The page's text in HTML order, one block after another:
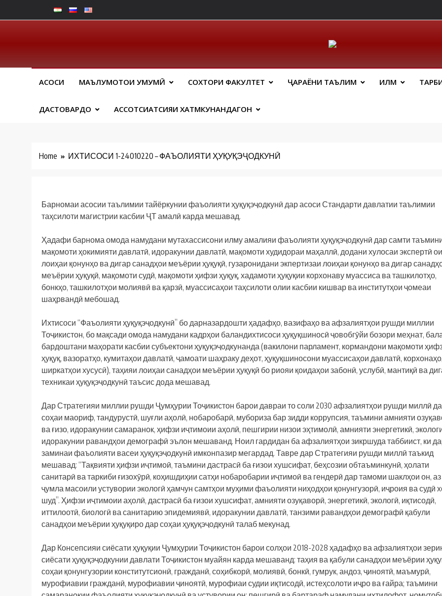
to
Юридический Факальтет
АСОСИ МАЪЛУМОТҲОИ УМУМӢ СОХТОРИ ФАКУЛТЕТ ҶАРАЁНИ ТАЪЛИМ ИЛМ
ДАСТОВАРДҲО АССОТСИАТСИЯИ ХАТМКУНАНДАГОН
Home ИХТИСОСИ 1-24010220 – ФАЪОЛИЯТИ ҲУҚУҚЭҶОДКУНӢ
Барномаи асосии таълимии тайёркунии фаъолияти ҳуқуқэҷодкунӣ дар асоси Стандарти давлатии таълимии
таҳсилоти магистрии касбии ҶТ амалӣ карда мешавад.
Ҳадафи барнома омода намудани мутахассисони илму амалияи фаъолияти ҳуқуқэҷодкунӣ дар самти
мақомоти ҳокимияти давлатӣ, идоракунии давлатӣ, мақомоти худидораи маҳаллӣ, додани хулосаи экспертӣ
лоиҳаи қонунҳо ва дигар санадҳои меъёрии ҳуқуқӣ, гузаронидани экпертизаи лоиҳаи қонунҳо ва дигар
меъёрии ҳуқуқӣ, мақомоти судӣ, мақомоти ҳифзи ҳуқуқ, хадамоти ҳуқуқии корхонаву муассиса ва ташкилотҳо,
бонкҳо, ташкилотҳои молиявӣ ва қарзӣ, муассисаҳои таҳсилоти олии касбии кишвар ва институтҳои ҷомеаи
шаҳрвандӣ мебошад.
Ихтисоси “Фаъолияти ҳуқуқэҷодкунӣ” бо дарназардошти ҳадафҳо, вазифаҳо ва афзалиятҳои рушди миллии
Тоҷикистон, бо мақсади омода намудани кадрҳои баландихтисоси ҳуқуқшиносӣ ҷовобгӯйи бозори меҳнат,
бардоштани маҳорати касбии субъектони ҳуқуқэҷодкунанда (вакилони парламент, кормандони мақомоти
ҳуқуқ, вазоратҳо, кумитаҳои давлатӣ, ҷамоати шаҳраку деҳот, ҳуқуқшиносони муассисаҳои давлатӣ, корхонаҳо,
ширкатҳои хусусӣ), таҳияи лоиҳаи санадҳои меъёрии ҳуқуқӣ бо риояи қоидаҳои забонӣ, услубӣ, мантиқӣ ва
техникаи ҳуқуқэҷодкунӣ таъсис дода мешавад.
Дар Стратегияи миллии рушди Ҷумҳурии Тоҷикистон барои давраи то соли 2030 афзалиятҳои рушди миллӣ
соҳаи маориф, тандурустӣ, шуғли аҳолӣ, нобаробарӣ, мубориза бар зидди коррупсия, таъмини амнияти
ва ғизо, идоракунии самаранок, ҳифзи иҷтимоии аҳолӣ, пешгирии низои эҳтимолӣ, амнияти энергетикӣ,
идоракунии равандҳои демографӣ эълон мешаванд. Ноил гардидан ба афзалиятҳои зикршуда таббиист, ки
заминаи фаъолияти васеи ҳуқуқэҷодкунӣ имконпазир мегардад. Тавре дар Стратегияи рушди миллӣ таъкид
мешавад: “Тақвияти ҳифзи иҷтимоӣ, таъмини дастрасӣ ба ғизои хушсифат, беҳсозии обтаъминкунӣ, ҳолати
санитарӣ ва таркиби ғизохӯрӣ, коҳишдиҳии сатҳи нобаробарии иҷтимоӣ ва гендерӣ дар тамоми шаклҳои он, аз
ҷумла масоили устувории экологӣ ҳамчун самтҳои муҳими фаъолияти ниҳодҳои қонунгузорӣ, иҷроия ва судӣ
шуд”. Ҳифзи иҷтимоии аҳолӣ, дастрасӣ ба ғизои хушсифат, амнияти озуқаворӣ, энергетикӣ, экологӣ, иқтисодӣ,
иттилоотӣ, биологӣ ва санитарию эпидемиявӣ, идоракунии давлатӣ, танзими равандҳои демографӣ қабули
санадҳои меъёрии ҳуқуқиро дар соҳаи ҳуқуқэҷодкунӣ талаб мекунад.
Дар Консепсияи сиёсати ҳуқуқии Ҷумҳурии Тоҷикистон барои солҳои 2018-2028 ҳадафҳо ва афзалиятҳои
сиёсати ҳуқуқэҷодкунии давлати Тоҷикистон муайян карда мешаванд: таҳия ва қабули санадҳои меъёрии
соҳаи қонунгузории конститутсионӣ, гражданӣ, соҳибкорӣ, молиявӣ, бонкӣ, гумрук, андоз, ҷиноятӣ, маъмурӣ,
мурофиавии гражданӣ, мурофиавии ҷиноятӣ, мурофиаи судии иқтисодӣ, истеҳсолоти иҷро ва ғайра; таъмини